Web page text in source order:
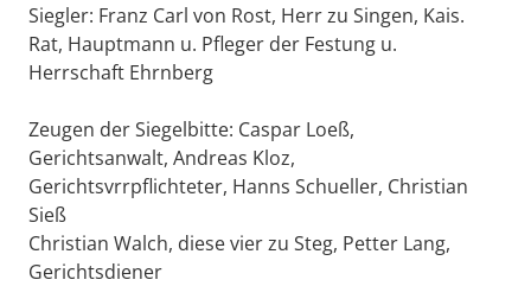
Siegler: Franz Carl von Rost, Herr zu Singen, Kais.
Rat, Hauptmann u. Pfleger der Festung u.
Herrschaft Ehrnberg
Zeugen der Siegelbitte: Caspar Loeß,
Gerichtsanwalt, Andreas Kloz,
Gerichtsvrrpflichteter, Hanns Schueller, Christian
Sieß
Christian Walch, diese vier zu Steg, Petter Lang,
Gerichtsdiener